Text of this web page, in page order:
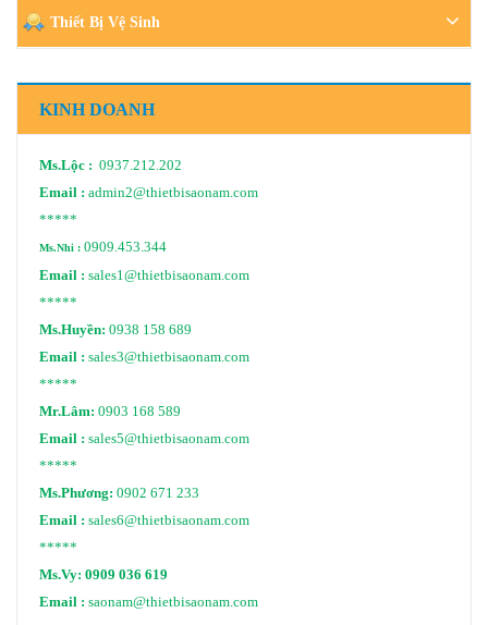
Thiết Bị Vệ Sinh
KINH DOANH
Ms.Lộc : 0937.212.202
Email : admin2@thietbisaonam.com
*****
Ms.Nhi : 0909.453.344
Email : sales1@thietbisaonam.com
*****
Ms.Huyền: 0938 158 689
Email : sales3@thietbisaonam.com
*****
Mr.Lâm: 0903 168 589
Email : sales5@thietbisaonam.com
*****
Ms.Phương: 0902 671 233
Email : sales6@thietbisaonam.com
*****
Ms.Vy: 0909 036 619
Email : saonam@thietbisaonam.com